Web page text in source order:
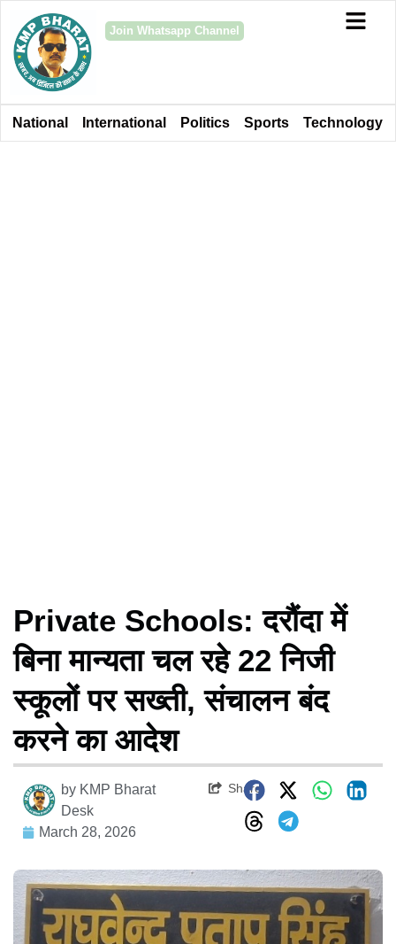
Join Whatsapp Channel
National International Politics Sports Technology
Private Schools: दरौंदा में
बिना मान्यता चल रहे 22 निजी
स्कूलों पर सख्ती, संचालन बंद
करने का आदेश
by KMP Bharat
Desk
March 28, 2026
Share